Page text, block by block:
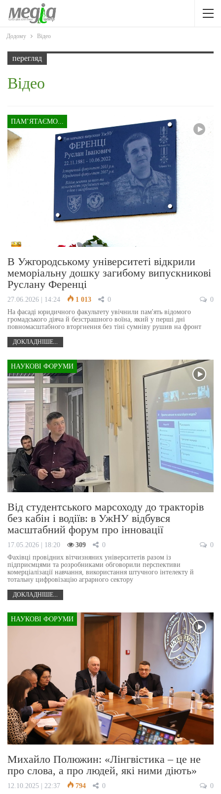
Додому Відео
перегляд
Відео
ПАМ’ЯТАЄМО...
В Ужгородському університеті відкрили
меморіальну дошку загибому випускникові
Руслану Ференці
27.06.2026 | 14:24 1 013 0
0
На фасаді юридичного факультету увічнили пам'ять відомого
громадського діяча й безстрашного воїна, який у перші дні
повномасштабного вторгнення без тіні сумніву рушив на фронт
ДОКЛАДНІШЕ...
НАУКОВІ ФОРУМИ
Від студентського марсоходу до тракторів
без кабін і водіїв: в УжНУ відбувся
масштабний форум про інновації
17.05.2026 | 18:20 309 0
0
Фахівці провідних вітчизняних університетів разом із
підприємцями та розробниками обговорили перспективи
комерціалізації навчання, використання штучного інтелекту й
тотальну цифровізацію аграрного сектору
ДОКЛАДНІШЕ...
НАУКОВІ ФОРУМИ
Михайло Полюжин: «Лінгвістика – це не
про слова, а про людей, які ними діють»
12.10.2025 | 22:37 794 0
0